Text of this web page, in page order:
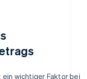
wichtiger Faktor bei